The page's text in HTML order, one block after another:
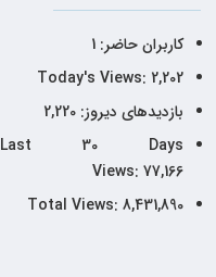
کاربران حاضر:1
Today's Views: 2,202
بازدیدهای دیروز:2,220
Last 30 Days
Views: 77,166
Total Views: 8,431,890